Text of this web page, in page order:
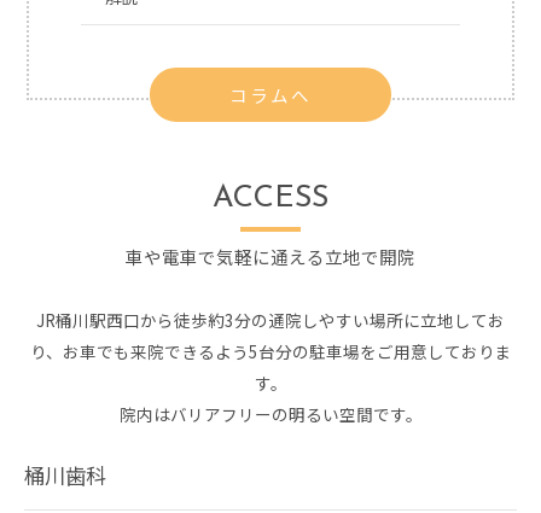
コラムへ
ACCESS
車や電車で気軽に通える立地で開院
JR桶川駅西口から徒歩約3分の通院しやすい場所に立地してお
り、お車でも来院できるよう5台分の駐車場をご用意しておりま
す。
院内はバリアフリーの明るい空間です。
桶川歯科